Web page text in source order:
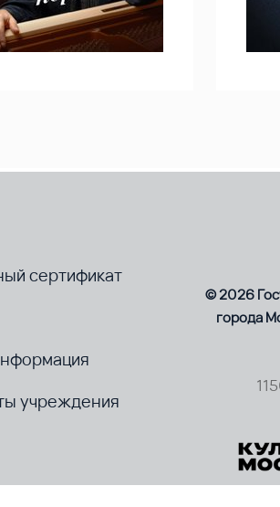
сертификат
учреждения
© 2026
города